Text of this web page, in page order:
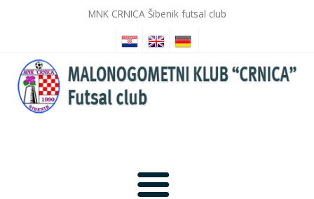
MNK CRNICA Šibenik futsal club